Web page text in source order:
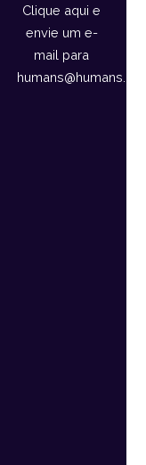
Clique aqui e
envie um e-
mail para